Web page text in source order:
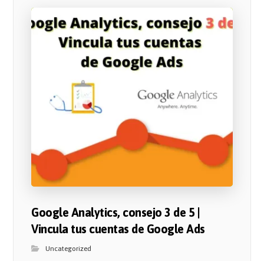
Google Analytics, consejo 3 de 5 |
Vincula tus cuentas de Google Ads
Uncategorized